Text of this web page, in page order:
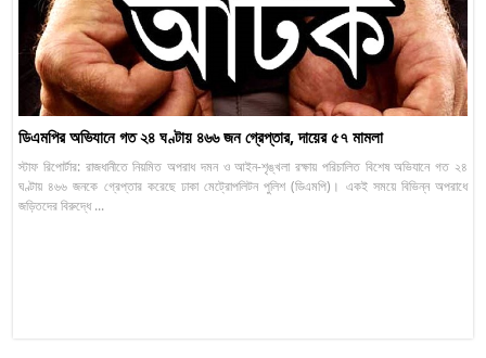
ডিএমপির অভিযানে গত ২৪ ঘণ্টায় ৪৬৬ জন গ্রেপ্তার, দায়ের ৫৭ মামলা
স্টাফ রিপোর্টার: রাজধানীতে নিয়মিত অপরাধ দমন ও আইন-শৃঙ্খলা রক্ষায় পরিচালিত বিশেষ অভিযানে গত ২৪
ঘণ্টায় ৪৬৬ জনকে গ্রেপ্তার করেছে ঢাকা মেট্রোপলিটন পুলিশ (ডিএমপি)। একই সময়ে বিভিন্ন অপরাধে
জড়িতদের বিরুদ্ধে ...